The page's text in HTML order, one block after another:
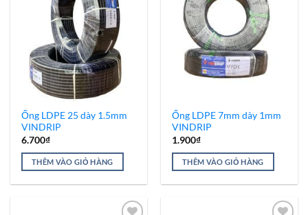
Add to
Wishlist
Ống LDPE 25 dày 1.5mm
VINDRIP
6.700₫
THÊM VÀO GIỎ HÀNG
Add to
Wishlist
Ống LDPE 7mm dày 1mm
VINDRIP
1.900₫
THÊM VÀO GIỎ HÀNG